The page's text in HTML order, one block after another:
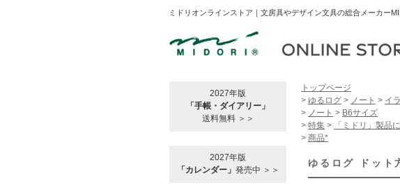
ミドリオンラインストア｜文房具やデザイン文具の総合メーカー
2027年版
「手帳・ダイアリー」
送料無料 ＞＞
2027年版
「カレンダー」 発売中 ＞＞
トップページ
> ゆるログ > ノート > イ
> ノート > B6サイズ
> 特集 > 「ミドリ」製品
> 商品*
ゆるログ ドッ